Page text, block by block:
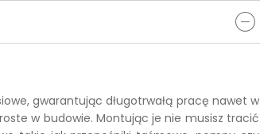
gwarantując długotrwałą pracę nawet w
w budowie. Montując je nie musisz tracić